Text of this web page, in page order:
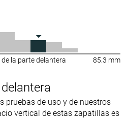
la parte delantera 85.3 mm
pruebas de uso y de nuestros
vertical de estas zapatillas es